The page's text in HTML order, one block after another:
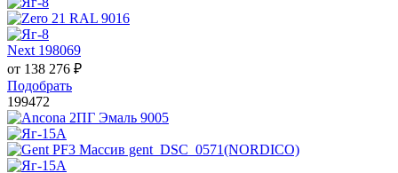
Next 198069
от 138 276 ₽
Подобрать
199472